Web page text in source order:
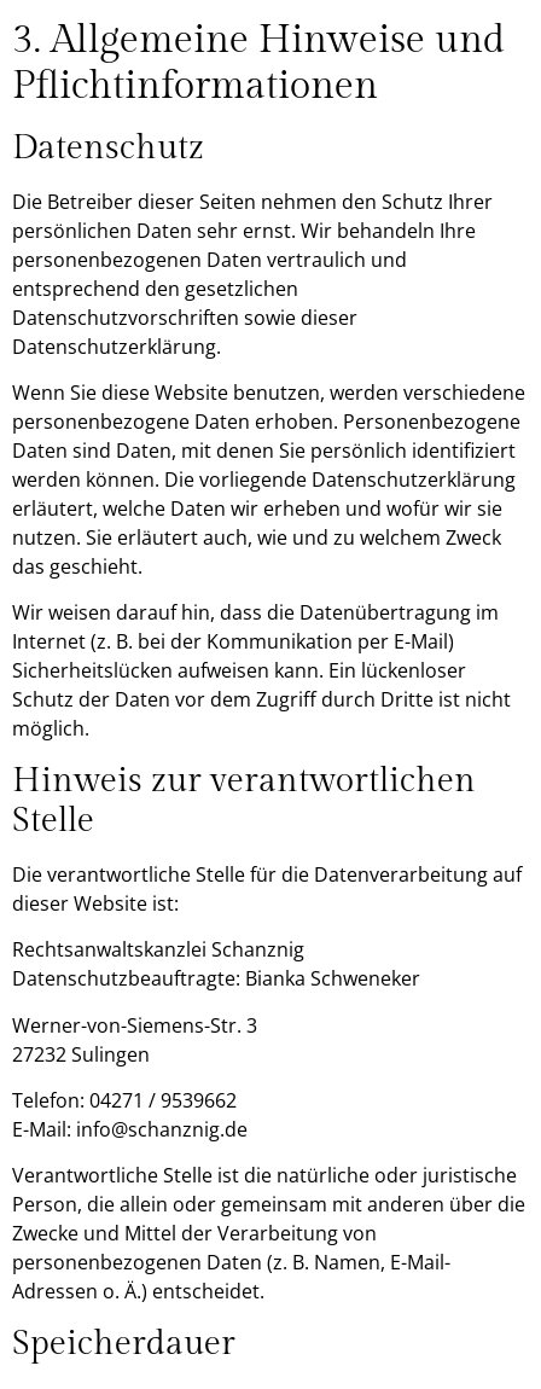
3. Allgemeine Hinweise und
Pflicht­informationen
Datenschutz
Die Betreiber dieser Seiten nehmen den Schutz Ihrer
persönlichen Daten sehr ernst. Wir behandeln Ihre
personenbezogenen Daten vertraulich und
entsprechend den gesetzlichen
Datenschutzvorschriften sowie dieser
Datenschutzerklärung.
Wenn Sie diese Website benutzen, werden verschiedene
personenbezogene Daten erhoben. Personenbezogene
Daten sind Daten, mit denen Sie persönlich identifiziert
werden können. Die vorliegende Datenschutzerklärung
erläutert, welche Daten wir erheben und wofür wir sie
nutzen. Sie erläutert auch, wie und zu welchem Zweck
das geschieht.
Wir weisen darauf hin, dass die Datenübertragung im
Internet (z. B. bei der Kommunikation per E-Mail)
Sicherheitslücken aufweisen kann. Ein lückenloser
Schutz der Daten vor dem Zugriff durch Dritte ist nicht
möglich.
Hinweis zur verantwortlichen
Stelle
Die verantwortliche Stelle für die Datenverarbeitung auf
dieser Website ist:
Rechtsanwaltskanzlei Schanznig
Datenschutzbeauftragte: Bianka Schweneker
Werner-von-Siemens-Str. 3
27232 Sulingen
Telefon: 04271 / 9539662
E-Mail: info@schanznig.de
Verantwortliche Stelle ist die natürliche oder juristische
Person, die allein oder gemeinsam mit anderen über die
Zwecke und Mittel der Verarbeitung von
personenbezogenen Daten (z. B. Namen, E-Mail-
Adressen o. Ä.) entscheidet.
Speicherdauer